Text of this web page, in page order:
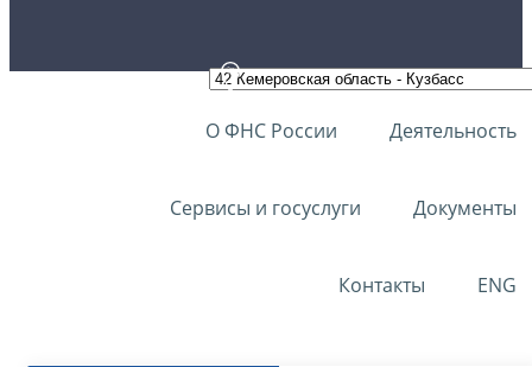
О ФНС России Деятельность
Сервисы и госуслуги Документы
Контакты ENG